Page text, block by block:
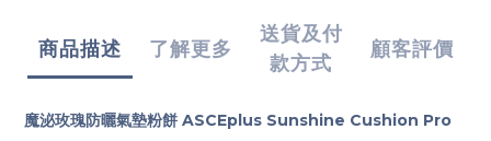
商品描述 了解更多
送貨及付
款方式
顧客評價
魔泌玫瑰防曬氣墊粉餅 ASCEplus Sunshine Cushion Pro